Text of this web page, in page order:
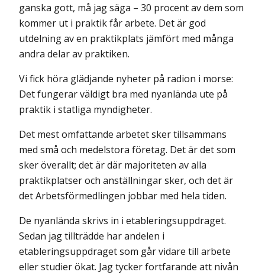
ganska gott, må jag säga – 30 procent av dem som
kommer ut i praktik får arbete. Det är god
utdelning av en praktikplats jämfört med många
andra delar av praktiken.
Vi fick höra glädjande nyheter på radion i morse:
Det fungerar väldigt bra med nyanlända ute på
praktik i statliga myndigheter.
Det mest omfattande arbetet sker tillsammans
med små och medelstora företag. Det är det som
sker överallt; det är där majoriteten av alla
praktikplatser och anställningar sker, och det är
det Arbetsförmedlingen jobbar med hela tiden.
De nyanlända skrivs in i etableringsuppdraget.
Sedan jag tillträdde har andelen i
etableringsuppdraget som går vidare till arbete
eller studier ökat. Jag tycker fortfarande att nivån